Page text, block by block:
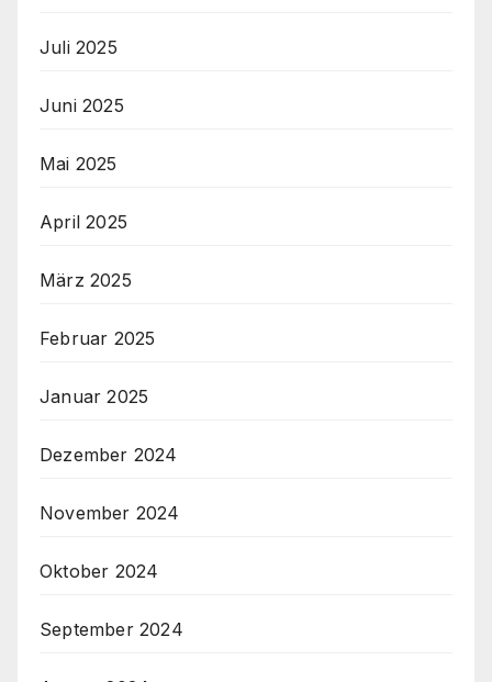
Juli 2025
Juni 2025
Mai 2025
April 2025
März 2025
Februar 2025
Januar 2025
Dezember 2024
November 2024
Oktober 2024
September 2024